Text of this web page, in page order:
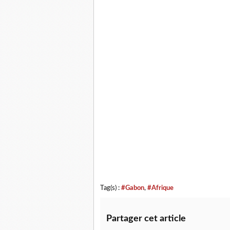
Tag(s) : #Gabon, #Afrique
Partager cet article